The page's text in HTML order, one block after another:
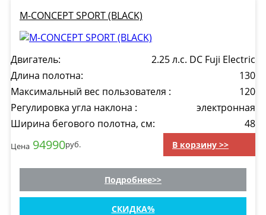
M-CONCEPT SPORT (BLACK)
Двигатель:
2.25 л.с. DC Fuji Electric
Длина полотна:
130
Максимальный вес пользователя :
120
Регулировка угла наклона :
электронная
Ширина бегового полотна, см:
48
Цена 94990руб. В корзину >>
Подробнее
СКИДКА